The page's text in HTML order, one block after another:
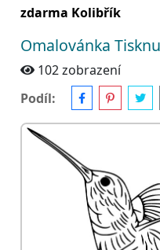
zdarma Kolibřík
Omalovánka
102 zobrazení
Podíl: